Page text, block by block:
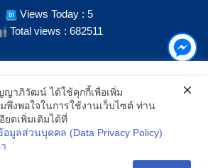
Views Today : 5
Total views : 682511
LOCATION ON MAP
© Panyapiwat Learning Center | Privacy
ธิภาพ และประสบการณ์ที่ดีในการใช้งาน
เราจะสามารถเลือกแสดงสิ่งที่น่าสนใจสำหรับ
กคุณต้องการเปลี่ยนการตั้งค่าของคุกกี้
นยอมการใช้คุกกี้ได้ โดยคลิก "การตั้งค่า"
ติม
าภิวัฒน์ ได้ใช้คุกกี้เพื่อเพิ่ม
งพอใจในการใช้งานเว็บไซต์ ท่าน
ยดเพิ่มเติมได้ที่
มูลส่วนบุคคล (Data Privacy Policy)